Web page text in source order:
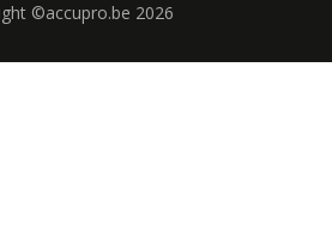
©accupro.be 2026